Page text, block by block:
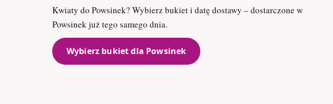
Kwiaty do Powsinek? Wybierz bukiet i datę dostawy – dostarczone w
Powsinek już tego samego dnia.
Wybierz bukiet dla Powsinek